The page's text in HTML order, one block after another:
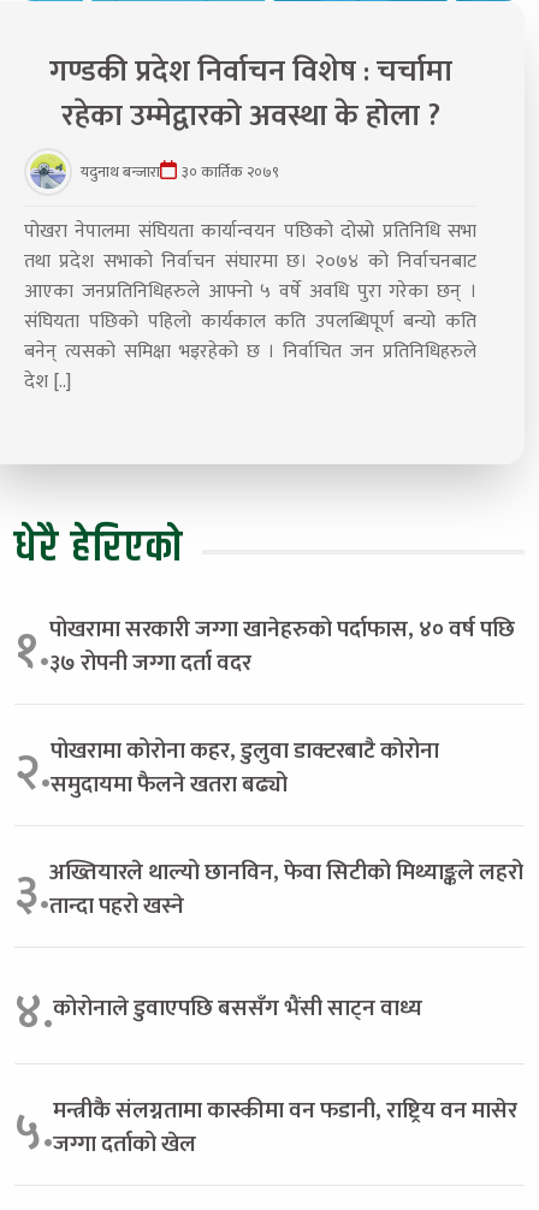
गण्डकी प्रदेश निर्वाचन विशेष : चर्चामा
रहेका उम्मेद्वारको अवस्था के होला ?
यदुनाथ बन्जारा ३० कार्तिक २०७९
पोखरा नेपालमा संघियता कार्यान्वयन पछिको दोस्रो प्रतिनिधि सभा
तथा प्रदेश सभाको निर्वाचन संघारमा छ। २०७४ को निर्वाचनबाट
आएका जनप्रतिनिधिहरुले आफ्नो ५ वर्षे अवधि पुरा गरेका छन् ।
संघियता पछिको पहिलो कार्यकाल कति उपलब्धिपूर्ण बन्यो कति
बनेन् त्यसको समिक्षा भइरहेको छ । निर्वाचित जन प्रतिनिधिहरुले
देश [..]
धेरै हेरिएको
१.पोखरामा सरकारी जग्गा खानेहरुको पर्दाफास, ४० वर्ष पछि
३७ रोपनी जग्गा दर्ता वदर
२.पोखरामा कोरोना कहर, डुलुवा डाक्टरबाटै कोरोना
समुदायमा फैलने खतरा बढ्यो
३.अख्तियारले थाल्यो छानविन, फेवा सिटीको मिथ्याङ्कले लहरो
तान्दा पहरो खस्ने
४.कोरोनाले डुवाएपछि बससँग भैंसी साट्न वाध्य
५.मन्त्रीकै संलग्नतामा कास्कीमा वन फडानी, राष्ट्रिय वन मासेर
जग्गा दर्ताको खेल